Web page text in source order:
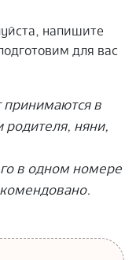
напишите
для вас
принимаются в
родителя, няни,
в одном номере